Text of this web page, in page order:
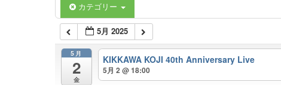
カテゴリー
5月 2025
5月
2
金
KIKKAWA KOJI 40th Anniversary Live
5月 2 @ 18:00